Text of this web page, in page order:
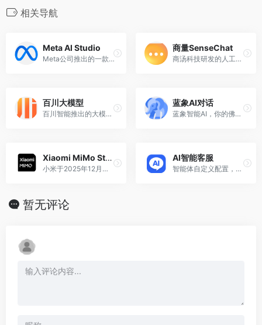
相关导航
Meta AI Studio
Meta公司推出的一款基于其最新的Llama 3.1大规模语言模型构建的创新工具
商量SenseChat
商汤科技研发的人工智能语言模型
百川大模型
百川智能推出的大模型助手，融合了意图理解、信息检索以及强化学习技术
蓝象AI对话
蓝象智能AI，你的佛系AI助手！
Xiaomi MiMo Studio
小米于2025年12月推出的在线AI聊天服务平台
AI智能客服
智能体自定义配置，打造个性的智能客服。
暂无评论